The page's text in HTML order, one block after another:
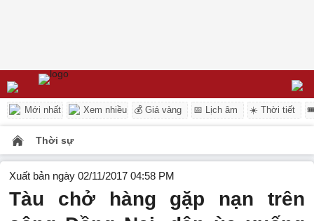
Mới nhất Xem nhiều 💰 Giá vàng 📅 Lịch âm ☀️ Thời tiết
Thời sự
Xuất bản ngày 02/11/2017 04:58 PM
Tàu chở hàng gặp nạn trên